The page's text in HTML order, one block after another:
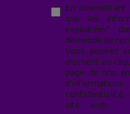
En soumettant
que les
exploitées*
demande de
Vous pouvez
moment en
page de nos
site web